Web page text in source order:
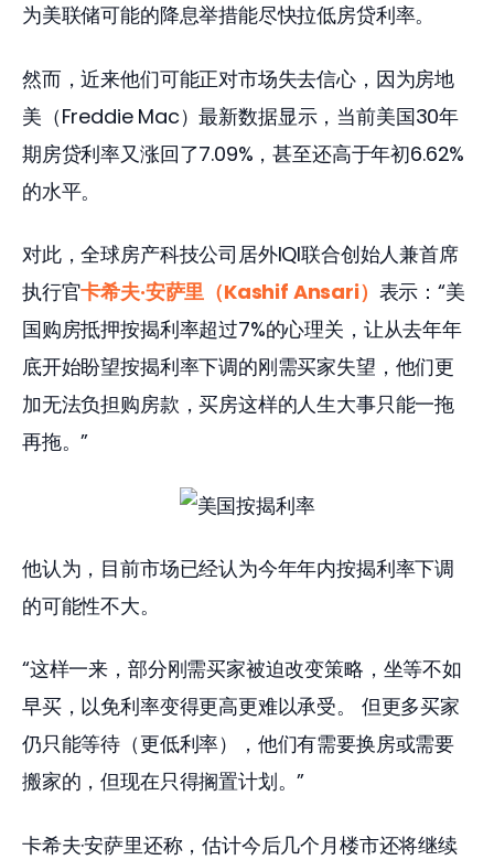
为美联储可能的降息举措能尽快拉低房贷利率。
然而，近来他们可能正对市场失去信心，因为房地
美（Freddie Mac）最新数据显示，当前美国30年
期房贷利率又涨回了7.09%，甚至还高于年初6.62%
的水平。
对此，全球房产科技公司居外IQI联合创始人兼首席
执行官卡希夫·安萨里（Kashif Ansari） 表示：“美
国购房抵押按揭利率超过7%的心理关，让从去年年
底开始盼望按揭利率下调的刚需买家失望，他们更
加无法负担购房款，买房这样的人生大事只能一拖
再拖。”
他认为，目前市场已经认为今年年内按揭利率下调
的可能性不大。
“这样一来，部分刚需买家被迫改变策略，坐等不如
早买，以免利率变得更高更难以承受。 但更多买家
仍只能等待（更低利率），他们有需要换房或需要
搬家的，但现在只得搁置计划。”
卡希夫·安萨里还称，估计今后几个月楼市还将继续